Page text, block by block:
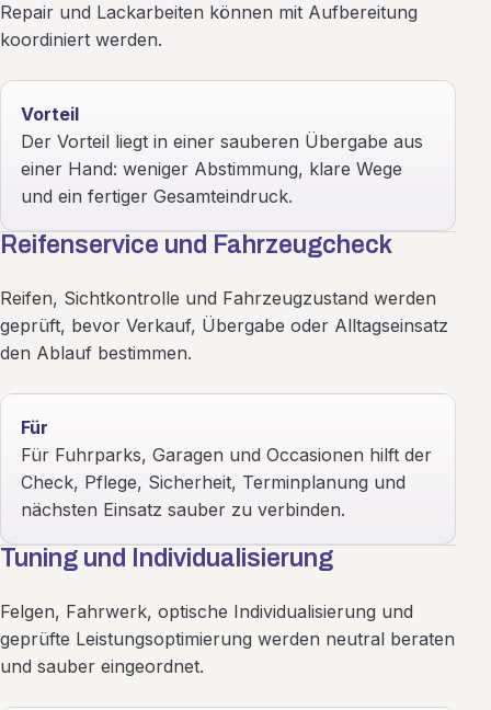
Repair und Lackarbeiten können mit Aufbereitung
koordiniert werden.
Vorteil
Der Vorteil liegt in einer sauberen Übergabe aus
einer Hand: weniger Abstimmung, klare Wege
und ein fertiger Gesamteindruck.
Reifenservice und Fahrzeugcheck
Reifen, Sichtkontrolle und Fahrzeugzustand werden
geprüft, bevor Verkauf, Übergabe oder Alltagseinsatz
den Ablauf bestimmen.
Für
Für Fuhrparks, Garagen und Occasionen hilft der
Check, Pflege, Sicherheit, Terminplanung und
nächsten Einsatz sauber zu verbinden.
Tuning und Individualisierung
Felgen, Fahrwerk, optische Individualisierung und
geprüfte Leistungsoptimierung werden neutral beraten
und sauber eingeordnet.